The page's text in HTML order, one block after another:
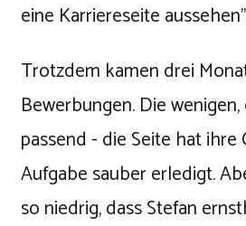
eine Karriereseite
Trotzdem kamen drei
Bewerbungen. Die
passend - die Seite hat ihre
Aufgabe sauber erledigt.
so niedrig, dass Stefan